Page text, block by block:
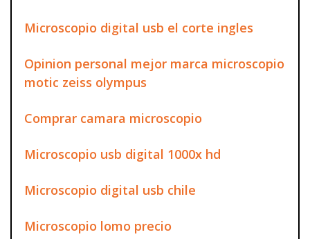
Microscopio digital usb el corte ingles
Opinion personal mejor marca microscopio
motic zeiss olympus
Comprar camara microscopio
Microscopio usb digital 1000x hd
Microscopio digital usb chile
Microscopio lomo precio